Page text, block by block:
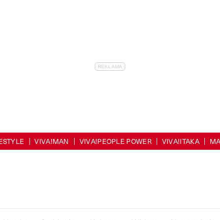
VIVA!MAN VIVA!PEOPLE POWER VIVA!ITAKA